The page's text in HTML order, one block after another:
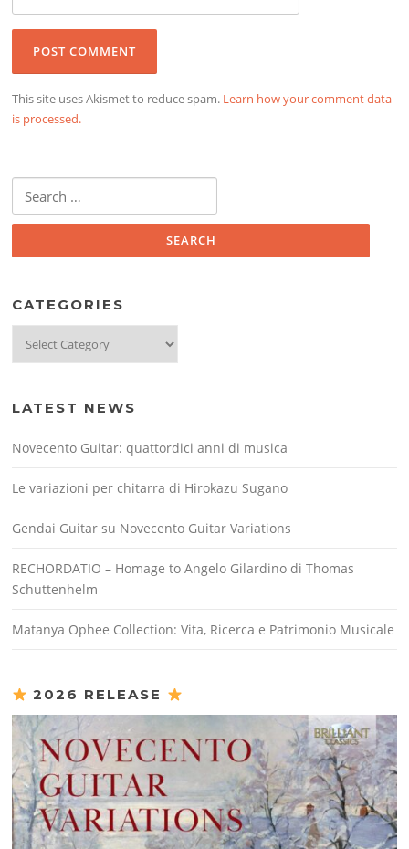
This site uses Akismet to reduce spam. Learn how your comment data
is processed.
for:
CATEGORIES
LATEST NEWS
Novecento Guitar: quattordici anni di musica
Le variazioni per chitarra di Hirokazu Sugano
Gendai Guitar su Novecento Guitar Variations
RECHORDATIO – Homage to Angelo Gilardino di Thomas
Schuttenhelm
Matanya Ophee Collection: Vita, Ricerca e Patrimonio Musicale
2026 RELEASE